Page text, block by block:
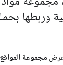
وربطها
عرض مجموعة